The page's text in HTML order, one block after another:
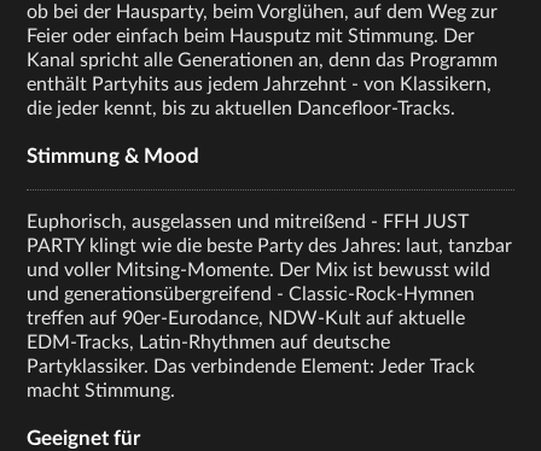
ob bei der Hausparty, beim Vorglühen, auf dem Weg zur
Feier oder einfach beim Hausputz mit Stimmung. Der
Kanal spricht alle Generationen an, denn das Programm
enthält Partyhits aus jedem Jahrzehnt - von Klassikern,
die jeder kennt, bis zu aktuellen Dancefloor-Tracks.
Stimmung & Mood
Euphorisch, ausgelassen und mitreißend - FFH JUST
PARTY klingt wie die beste Party des Jahres: laut, tanzbar
und voller Mitsing-Momente. Der Mix ist bewusst wild
und generationsübergreifend - Classic-Rock-Hymnen
treffen auf 90er-Eurodance, NDW-Kult auf aktuelle
EDM-Tracks, Latin-Rhythmen auf deutsche
Partyklassiker. Das verbindende Element: Jeder Track
macht Stimmung.
Geeignet für